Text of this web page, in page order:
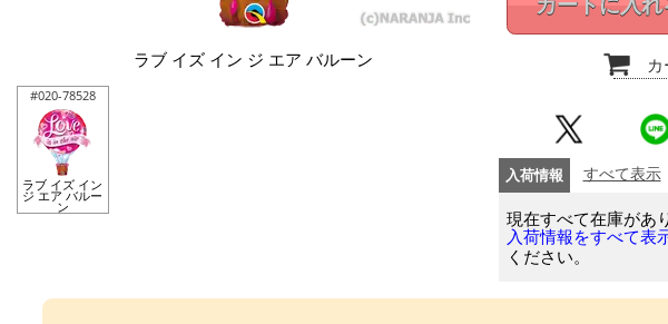
ラブ イズ イン ジ エア バルーン
#020-78528
ラブ イズ イン
ジ エア バルー
ン
カートに入れ
入荷情報 すべて表示
現在すべて在庫があ
入荷情報をすべて表
ください。